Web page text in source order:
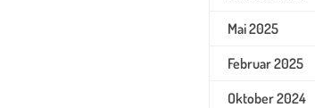
Mai 2025
Februar 2025
Oktober 2024